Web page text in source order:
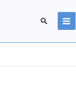
Αναζήτηση